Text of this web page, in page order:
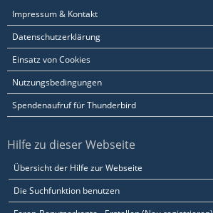
Impressum & Kontakt
Datenschutzerklärung
Einsatz von Cookies
Nutzungsbedingungen
Spendenaufruf für Thunderbird
Hilfe zu dieser Webseite
Übersicht der Hilfe zur Webseite
Die Suchfunktion benutzen